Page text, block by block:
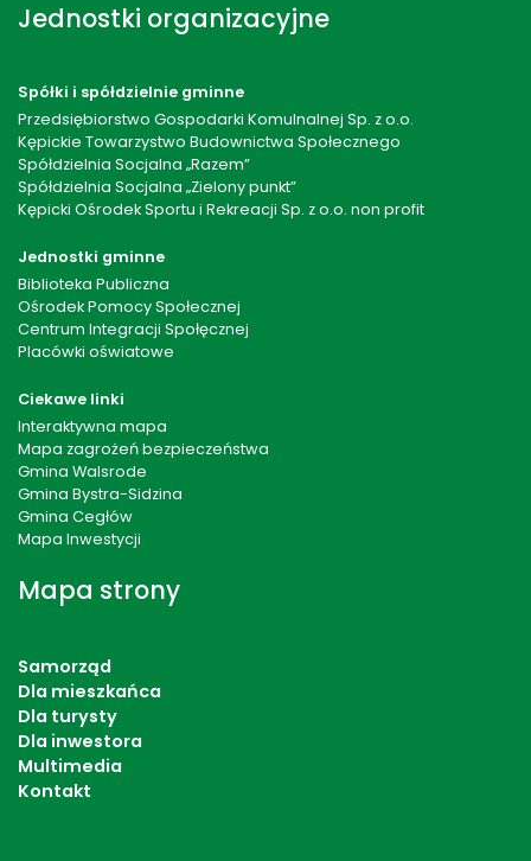
Jednostki organizacyjne
Spółki i spółdzielnie gminne
Przedsiębiorstwo Gospodarki Komulnalnej Sp. z o.o.
Kępickie Towarzystwo Budownictwa Społecznego
Spółdzielnia Socjalna „Razem”
Spółdzielnia Socjalna „Zielony punkt”
Kępicki Ośrodek Sportu i Rekreacji Sp. z o.o. non profit
Jednostki gminne
Biblioteka Publiczna
Ośrodek Pomocy Społecznej
Centrum Integracji Społęcznej
Placówki oświatowe
Ciekawe linki
Interaktywna mapa
Mapa zagrożeń bezpieczeństwa
Gmina Walsrode
Gmina Bystra-Sidzina
Gmina Cegłów
Mapa Inwestycji
Mapa strony
Samorząd
Dla mieszkańca
Dla turysty
Dla inwestora
Multimedia
Kontakt